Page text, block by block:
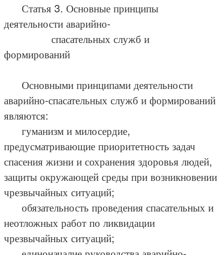
Статья 3. Основные принципы
деятельности аварийно-
спасательных служб и
формирований
Основными принципами деятельности
аварийно-спасательных служб и формирований
являются:
гуманизм и милосердие,
предусматривающие приоритетность задач
спасения жизни и сохранения здоровья людей,
защиты окружающей среды при возникновении
чрезвычайных ситуаций;
обязательность проведения спасательных и
неотложных работ по ликвидации
чрезвычайных ситуаций;